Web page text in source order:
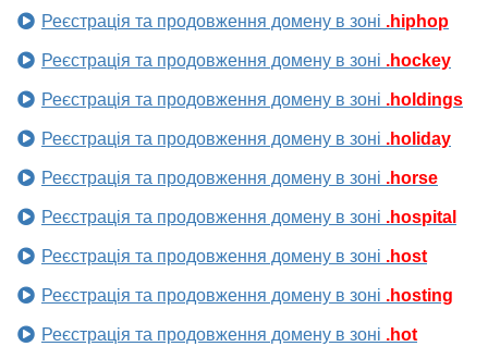
Реєстрація та продовження домену в зоні .hiphop
Реєстрація та продовження домену в зоні .hockey
Реєстрація та продовження домену в зоні .holdings
Реєстрація та продовження домену в зоні .holiday
Реєстрація та продовження домену в зоні .horse
Реєстрація та продовження домену в зоні .hospital
Реєстрація та продовження домену в зоні .host
Реєстрація та продовження домену в зоні .hosting
Реєстрація та продовження домену в зоні .hot